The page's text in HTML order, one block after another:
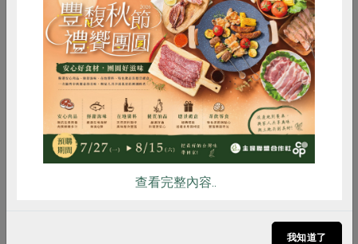
永豐農業有限公司
紫高芽(環保級)永豐-100g/盒
永豐農業有限公司
綠豆芽(環保級)永豐-200g/包
惜食 RPET 食譜 減硝酸鹽
雞蛋 食安 共同購買
查看完整內容..
我知道了